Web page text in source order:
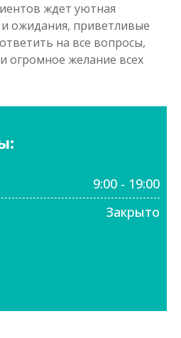
ждет уютная
ожидания, приветливые
на все вопросы,
огромное желание всех
9:00 - 19:00
Закрыто